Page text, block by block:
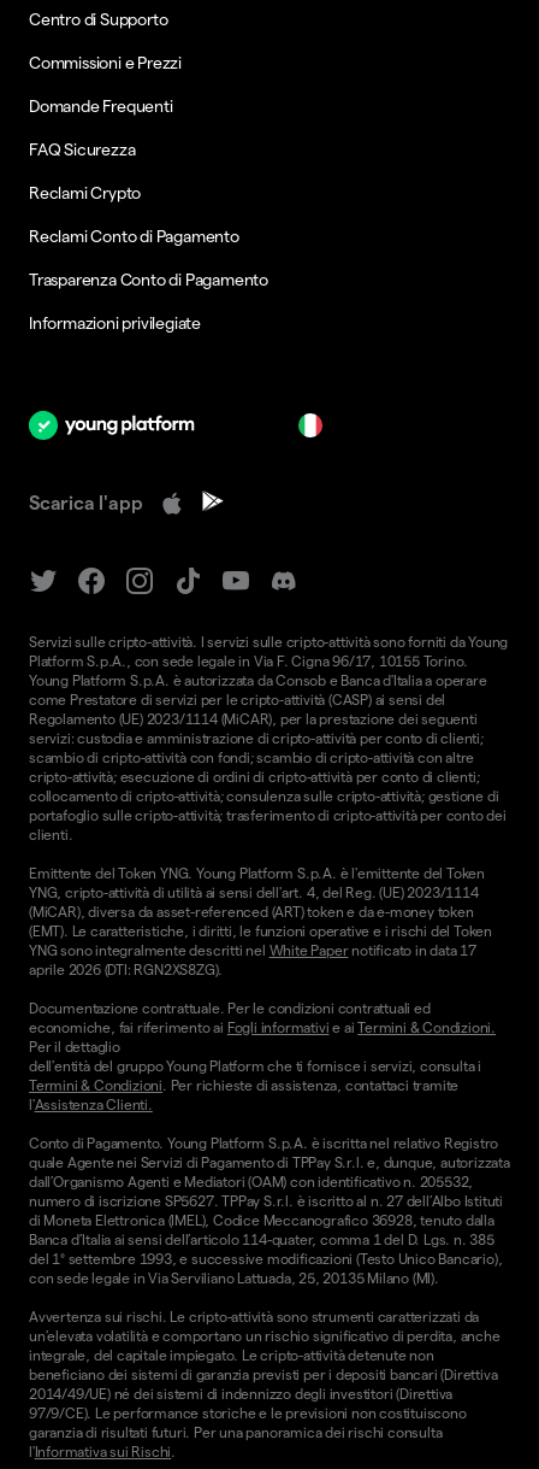
Centro di Supporto
Commissioni e Prezzi
Domande Frequenti
FAQ Sicurezza
Reclami Crypto
Reclami Conto di Pagamento
Trasparenza Conto di Pagamento
Informazioni privilegiate
Scarica l'app
Servizi sulle cripto-attività. I servizi sulle cripto-attività sono forniti da Young
Platform S.p.A., con sede legale in Via F. Cigna 96/17, 10155 Torino.
Young Platform S.p.A. è autorizzata da Consob e Banca d'Italia a operare
come Prestatore di servizi per le cripto-attività (CASP) ai sensi del
Regolamento (UE) 2023/1114 (MiCAR), per la prestazione dei seguenti
servizi: custodia e amministrazione di cripto-attività per conto di clienti;
scambio di cripto-attività con fondi; scambio di cripto-attività con altre
cripto-attività; esecuzione di ordini di cripto-attività per conto di clienti;
collocamento di cripto-attività; consulenza sulle cripto-attività; gestione di
portafoglio sulle cripto-attività; trasferimento di cripto-attività per conto dei
clienti.
Emittente del Token YNG. Young Platform S.p.A. è l'emittente del Token
YNG, cripto-attività di utilità ai sensi dell'art. 4, del Reg. (UE) 2023/1114
(MiCAR), diversa da asset-referenced (ART) token e da e-money token
(EMT). Le caratteristiche, i diritti, le funzioni operative e i rischi del Token
YNG sono integralmente descritti nel White Papernotificato in data 17
aprile 2026 (DTI: RGN2XS8ZG).
Documentazione contrattuale. Per le condizioni contrattuali ed
economiche, fai riferimento ai Fogli informativi e aiTermini & Condizioni.
Per il dettaglio
dell'entità del gruppo Young Platform che ti fornisce i servizi, consulta i
Termini & Condizioni. Per richieste di assistenza, contattaci tramite
l'Assistenza Clienti.
Conto di Pagamento. Young Platform S.p.A. è iscritta nel relativo Registro
quale Agente nei Servizi di Pagamento di TPPay S.r.l. e, dunque, autorizzata
dall’Organismo Agenti e Mediatori (OAM) con identificativo n. 205532,
numero di iscrizione SP5627. TPPay S.r.l. è iscritto al n. 27 dell’Albo Istituti
di Moneta Elettronica (IMEL), Codice Meccanografico 36928, tenuto dalla
Banca d’Italia ai sensi dell’articolo 114-quater, comma 1 del D. Lgs. n. 385
del 1° settembre 1993, e successive modificazioni (Testo Unico Bancario),
con sede legale in Via Serviliano Lattuada, 25, 20135 Milano (MI).
Avvertenza sui rischi. Le cripto-attività sono strumenti caratterizzati da
un'elevata volatilità e comportano un rischio significativo di perdita, anche
integrale, del capitale impiegato. Le cripto-attività detenute non
beneficiano dei sistemi di garanzia previsti per i depositi bancari (Direttiva
2014/49/UE) né dei sistemi di indennizzo degli investitori (Direttiva
97/9/CE). Le performance storiche e le previsioni non costituiscono
garanzia di risultati futuri. Per una panoramica dei rischi consulta
l'Informativa sui Rischi.